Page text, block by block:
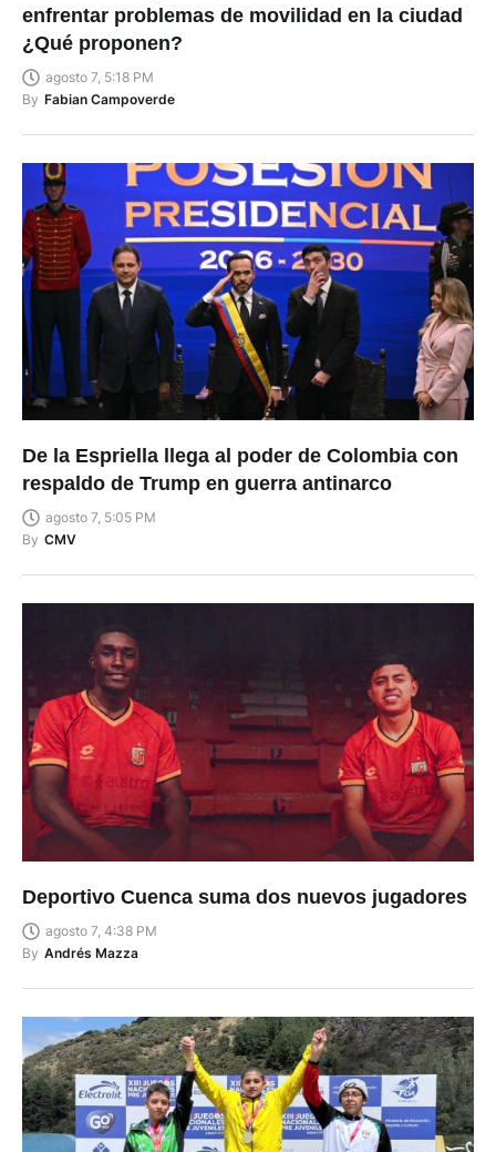
enfrentar problemas de movilidad en la ciudad
¿Qué proponen?
agosto 7, 5:18 PM
By Fabian Campoverde
De la Espriella llega al poder de Colombia con
respaldo de Trump en guerra antinarco
agosto 7, 5:05 PM
By CMV
Deportivo Cuenca suma dos nuevos jugadores
agosto 7, 4:38 PM
By Andrés Mazza